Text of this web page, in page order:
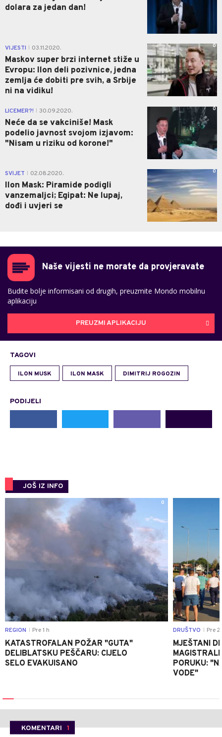
dolara za jedan dan!
VIJESTI 03.11.2020.
Maskov super brzi internet stiže u
Evropu: Ilon deli pozivnice, jedna
zemlja će dobiti pre svih, a Srbije
ni na vidiku!
0
LICEMER?! 30.09.2020.
Neće da se vakciniše! Mask
podelio javnost svojom izjavom:
"Nisam u riziku od korone!"
0
SVIJET 02.08.2020.
Ilon Mask: Piramide podigli
vanzemaljci; Egipat: Ne lupaj,
dođi i uvjeri se
0
Naše vijesti ne morate da provjeravate
Budite bolje informisani od drugih, preuzmite Mondo mobilnu
aplikaciju
PREUZMI APLIKACIJU
TAGOVI
ILON MUSK ILON MASK DIMITRIJ ROGOZIN
PODIJELI
JOŠ IZ INFO
0
REGION Pre 1 h
KATASTROFALAN POŽAR "GUTA"
DELIBLATSKU PEŠČARU: CIJELO
SELO EVAKUISANO
DRUŠTVO Pre 2
MJEŠTANI
PORUKU:
VODE"
KOMENTARI 1